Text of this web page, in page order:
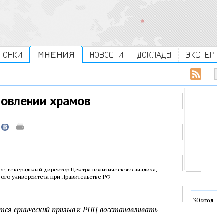
МНЕНИЯ НОВОСТИ ДОКЛАДЫ
храмов
генеральный директор Центра политического анализа,
университета при Правительстве РФ
ернический призыв к РПЦ восстанавливать
30 июл